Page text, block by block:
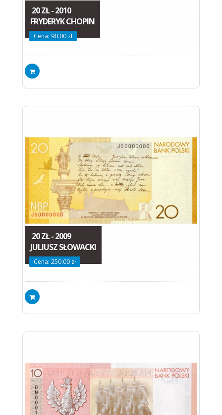
20 ZŁ - 2010
FRYDERYK CHOPIN
Cena: 90.00 zł
20 ZŁ - 2009
JULIUSZ SŁOWACKI
Cena: 250.00 zł